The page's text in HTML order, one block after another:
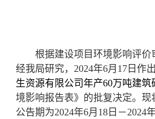
根据建设项目环境影响评价
经我局研究，2024年6月 17 日作
生资源有限公司年产60万吨建
境影响报告表》的批复决定。现
公告期为2024年6月 18 日－2024